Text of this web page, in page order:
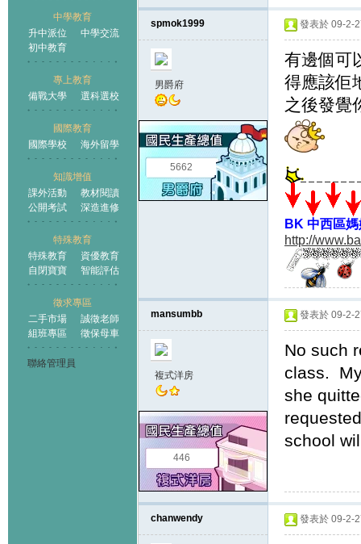
中學教育
升中派位
中學交流
初中教育
專上教育
備戰大學
選科選校
國際教育
國際學校
海外留學
知識增值
課外活動
教材閱讀
公開考試
深造進修
特殊教育
特殊教育
資優教育
自閉寶寶
智能評估
徵求專區
二手市場
誠徵老師
組班專區
徵保母車
聯絡管理員
spmok1999
男爵府
5662
發表於 09-2-
有邊個可
得應該佢
之後發覺
BK 中西區
http://
mansumbb
複式洋房
446
發表於 09-2-
No such
class.
she
school
chanwendy 發表於 09-2-